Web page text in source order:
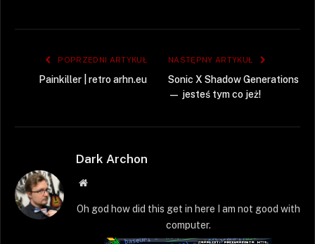
POPRZEDNI ARTYKUŁ
Painkiller | retro arhn.eu
NASTĘPNY ARTYKUŁ
Sonic X Shadow Generations
— jesteś tym co jeż!
Dark Archon
Strona
Oh god how did this get in here I am not good with
computer.